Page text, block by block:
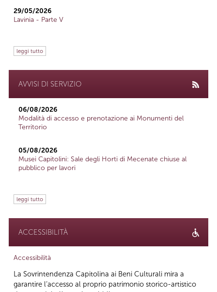
29/05/2026
Lavinia - Parte V
leggi tutto
AVVISI DI SERVIZIO
06/08/2026
Modalità di accesso e prenotazione ai Monumenti del
Territorio
05/08/2026
Musei Capitolini: Sale degli Horti di Mecenate chiuse al
pubblico per lavori
leggi tutto
ACCESSIBILITÀ
Accessibilità
La Sovrintendenza Capitolina ai Beni Culturali mira a
garantire l’accesso al proprio patrimonio storico-artistico